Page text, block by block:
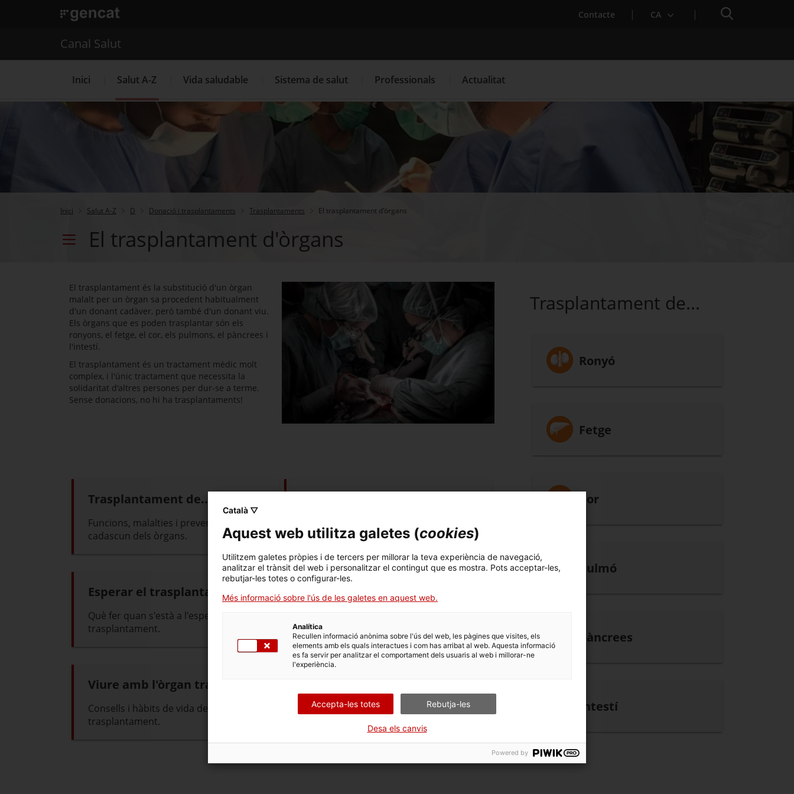
. Obre en una nova finestra. Contacte CA Cercador
Cercador
La Meva Salut . Obre en una nova finestra.
Què cal fer si...
Canal Salut
Inici Salut A-Z Vida saludable Sistema de salut Professionals Actualitat
. Obre en una nova finestra.
Inici Salut A-Z D Donació i trasplantaments Trasplantaments El trasplantament d'òrgans
Menú secundari
El trasplantament d'òrgans
El trasplantament és la substitució d'un òrgan
malalt per un òrgan sa procedent habitualment
d'un donant cadàver, però també d'un donant viu.
Els òrgans que es poden trasplantar són els
ronyons, el fetge, el cor, els pulmons, el pàncrees i
l'intestí.
El trasplantament és un tractament mèdic molt
complex, i l'únic tractament que necessita la
solidaritat d'altres persones per dur-se a terme.
Sense donacions, no hi ha trasplantaments!
Trasplantament de...
Funcions, malalties i prevenció per
cadascun dels òrgans.
a trasplantament a Catalunya?
Esperar el trasplantament
Què fer quan s'està a l'espera d'un
trasplantament.
Reaccions de rebuig
tipus de rebuig.
Viure amb l'òrgan trasplantat
Consells i hàbits de vida després del
trasplantament.
Trasplantament de...
Ronyó
Fetge
Cor
Pulmó
Pàncrees
Intestí
Català ▽
Aquest web utilitza galetes (cookies)
Utilitzem galetes pròpies i de tercers per millorar la teva experiència de navegació,
analitzar el trànsit del web i personalitzar el contingut que es mostra. Pots acceptar-les,
rebutjar-les totes o configurar-les.
Més informació sobre l'ús de les galetes en aquest web.
Analítica
Recullen informació anònima sobre l'ús del web, les pàgines que visites, els
elements amb els quals interactues i com has arribat al web. Aquesta informació
es fa servir per analitzar el comportament dels usuaris al web i millorar-ne
l'experiència.
Accepta-les totes Rebutja-les
Desa els canvis
Powered by